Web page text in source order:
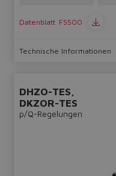
Datenblatt FS500
Technische Informationen
DHZO-TES,
DKZOR-TES
p/Q-Regelungen